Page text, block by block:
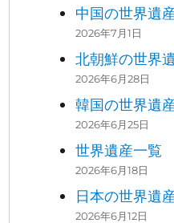
中国の世界遺
2026年7月1日
北朝鮮の世界
2026年6月28日
韓国の世界遺
2026年6月25日
世界遺産一覧
2026年6月18日
日本の世界遺
2026年6月12日